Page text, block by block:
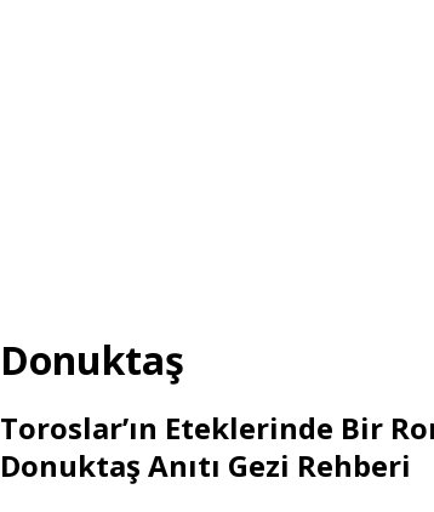
Donuktaş
Toroslar’ın Eteklerinde Bir
Donuktaş Anıtı Gezi Rehberi